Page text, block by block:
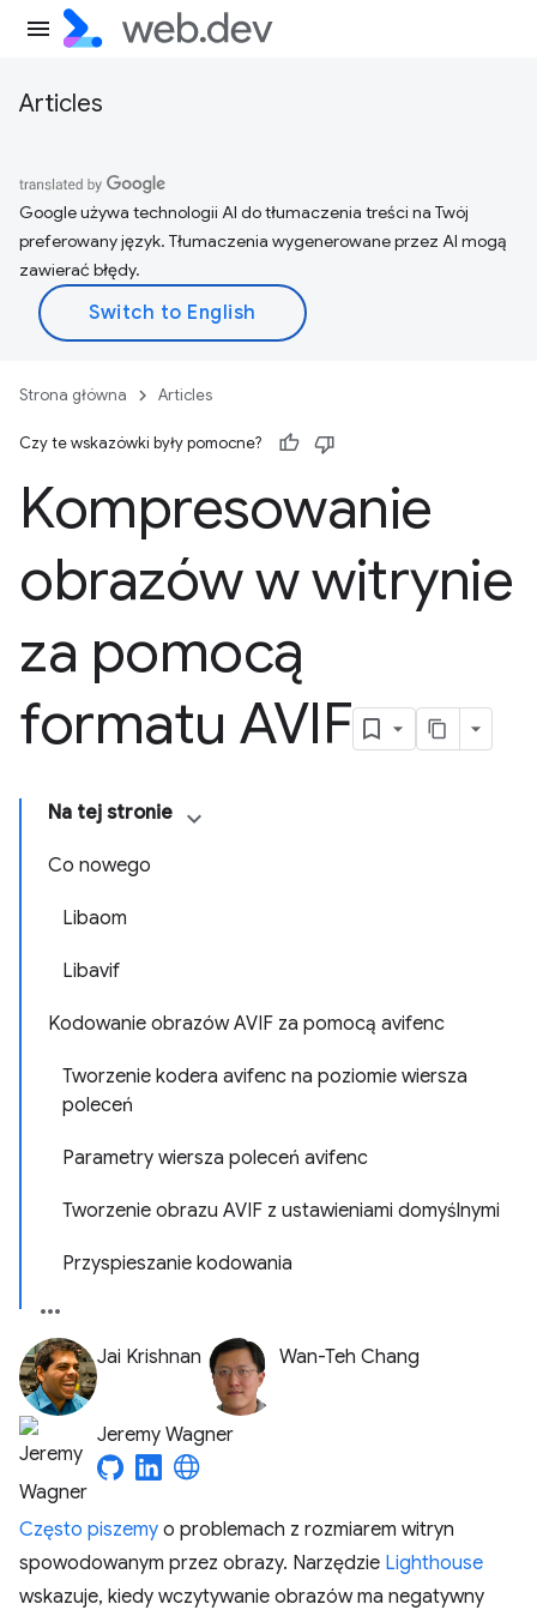
Articles
Google używa technologii AI do tłumaczenia treści na Twój
preferowany język. Tłumaczenia wygenerowane przez AI mogą
zawierać błędy.
Strona główna Articles
Czy te wskazówki były pomocne?
Kompresowanie
obrazów w witrynie
za pomocą
formatu AVIF
Na tej stronie
Co nowego
Libaom
Libavif
Kodowanie obrazów AVIF za pomocą avifenc
Tworzenie kodera avifenc na poziomie wiersza
poleceń
Parametry wiersza poleceń avifenc
Tworzenie obrazu AVIF z ustawieniami domyślnymi
Przyspieszanie kodowania
Jai Krishnan Wan-Teh Chang
Jeremy Wagner
Często piszemy o problemach z rozmiarem witryn
spowodowanym przez obrazy. Narzędzie Lighthouse
wskazuje, kiedy wczytywanie obrazów ma negatywny